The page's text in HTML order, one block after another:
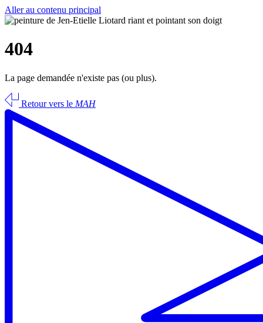
Aller au contenu principal
404
La page demandée n'existe pas (ou plus).
Retour vers le MAH